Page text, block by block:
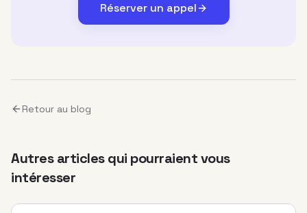
Réserver un appel
Retour au blog
Autres articles qui pourraient vous
intéresser